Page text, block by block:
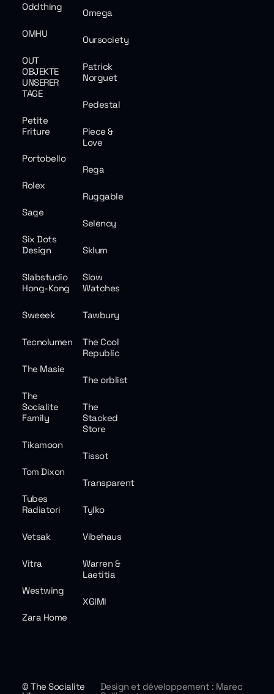
Oddthing
Omega
OMHU
Oursociety
OUT
OBJEKTE
UNSERER
TAGE
Patrick
Norguet
Pedestal
Petite
Friture
Piece &
Love
Portobello
Rega
Rolex
Ruggable
Sage
Selency
Six Dots
Design
Sklum
Slabstudio
Hong-Kong
Slow
Watches
Sweeek Tawbury
Tecnolumen
The Cool
Republic
The Masie
The orblist
The
Socialite
Family
The
Stacked
Store
Tikamoon
Tissot
Tom Dixon
Transparent
Tubes
Radiatori
Tylko
Vetsak Vibehaus
Vitra
Warren &
Laetitia
Westwing
XGIMI
Zara Home
© The Socialite Design et développement : Marec